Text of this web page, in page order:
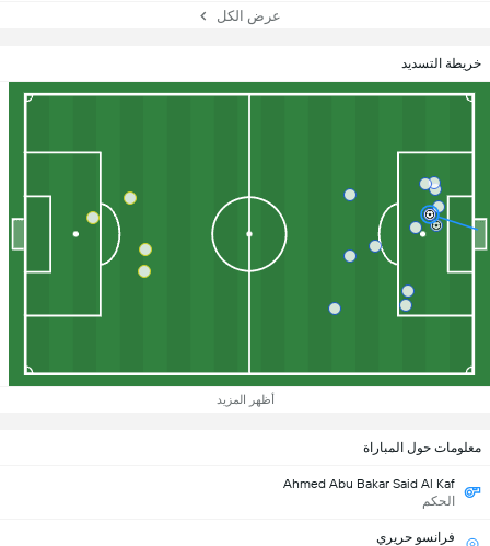
عرض الكل
خريطة التسديد
أظهر المزيد
معلومات حول المباراة
Ahmed Abu Bakar Said Al Kaf
الحكم
فرانسو حريري